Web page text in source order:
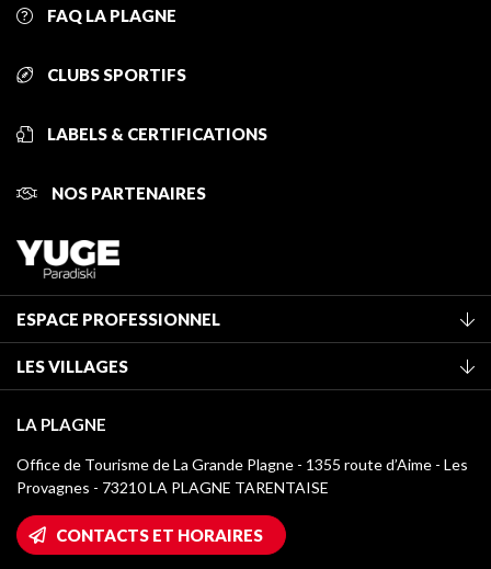
FAQ LA PLAGNE
CLUBS SPORTIFS
LABELS & CERTIFICATIONS
NOS PARTENAIRES
ESPACE PROFESSIONNEL
Classement des meublés
Taxe de séjour
Médiathèque
Logos La Plagne
Accès Wifi
Maison des Propriétaires
LES VILLAGES
Montchavin - Les Coches
Champagny-en-Vanoise
Plagne 1800
LA PLAGNE
Office de Tourisme de La Grande Plagne - 1355 route d’Aime - Les
Provagnes - 73210 LA PLAGNE TARENTAISE
CONTACTS ET HORAIRES